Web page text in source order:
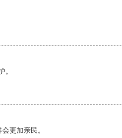
。
更加亲民。